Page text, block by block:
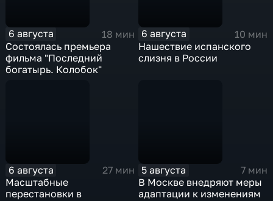
6 августа
18 мин
Состоялась премьера
фильма "Последний
богатырь. Колобок"
6 августа
10 мин
Нашествие испанского
слизня в России
6 августа
27 мин
Масштабные
перестановки в
5 августа
7 мин
В Москве внедряют меры
адаптации к изменениям